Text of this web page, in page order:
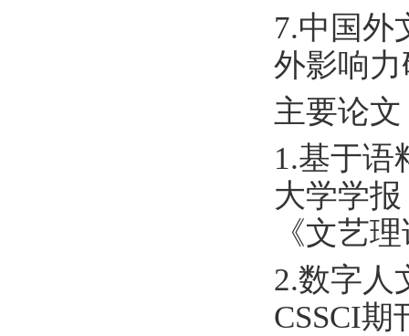
7.中国外
外影响
主要论文
1.基于语
大学学
《文艺
2.数字人
CSSCI